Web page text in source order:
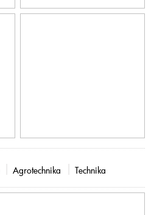
Agrotechnika Technika